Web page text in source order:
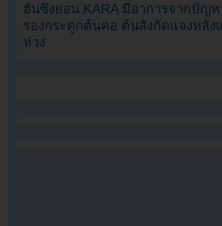
ฮันซึงยอน KARA มีอาการจากปัญ
รองกระดูกต้นคอ ต้นสังกัดแจงหลัง
ห่วง